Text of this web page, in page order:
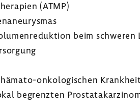
(ATMP)
beim schweren
​onkologischen
begrenzten